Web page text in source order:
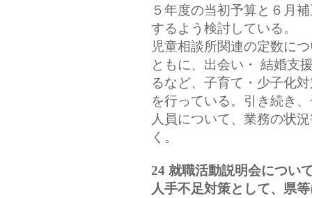
５年度の当初予算と６月
するよう検討している。
児童相談所関連の定数に
ともに、出会い・ 結婚支
るなど、子育て・少子化
を行っている。引き続き
人員について、業務の状
く。
24 就職活動説明会につい
人手不足対策として、県